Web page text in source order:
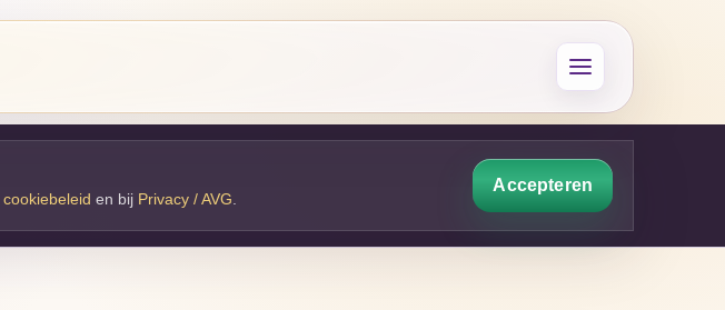
cookiebeleid en bij Privacy / AVG
Accepteren